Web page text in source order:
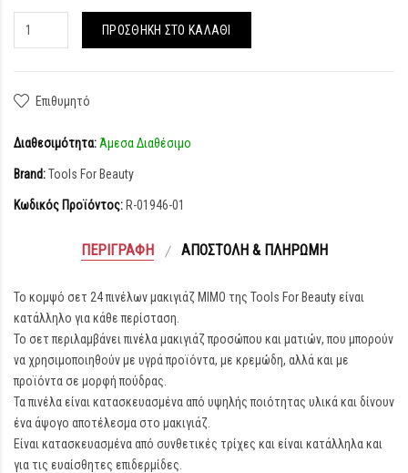
ΠΡΟΣΘΉΚΗ ΣΤΟ ΚΑΛΆΘΙ
Επιθυμητό
Διαθεσιμότητα: Άμεσα Διαθέσιμο
Brand:Tools For Beauty
Κωδικός Προϊόντος: R-01946-01
ΠΕΡΙΓΡΑΦΉ ΑΠΟΣΤΟΛΉ & ΠΛΗΡΩΜΉ
Το κομψό σετ 24 πινέλων μακιγιάζ MIMO της Tools For Beauty είναι
κατάλληλο για κάθε περίσταση.
Το σετ περιλαμβάνει πινέλα μακιγιάζ προσώπου και ματιών, που μπορούν
να χρησιμοποιηθούν με υγρά προϊόντα, με κρεμώδη, αλλά και με
προϊόντα σε μορφή πούδρας.
Τα πινέλα είναι κατασκευασμένα από υψηλής ποιότητας υλικά και δίνουν
ένα άψογο αποτέλεσμα στο μακιγιάζ.
Είναι κατασκευασμένα από συνθετικές τρίχες και είναι κατάλληλα και
για τις ευαίσθητες επιδερμίδες.